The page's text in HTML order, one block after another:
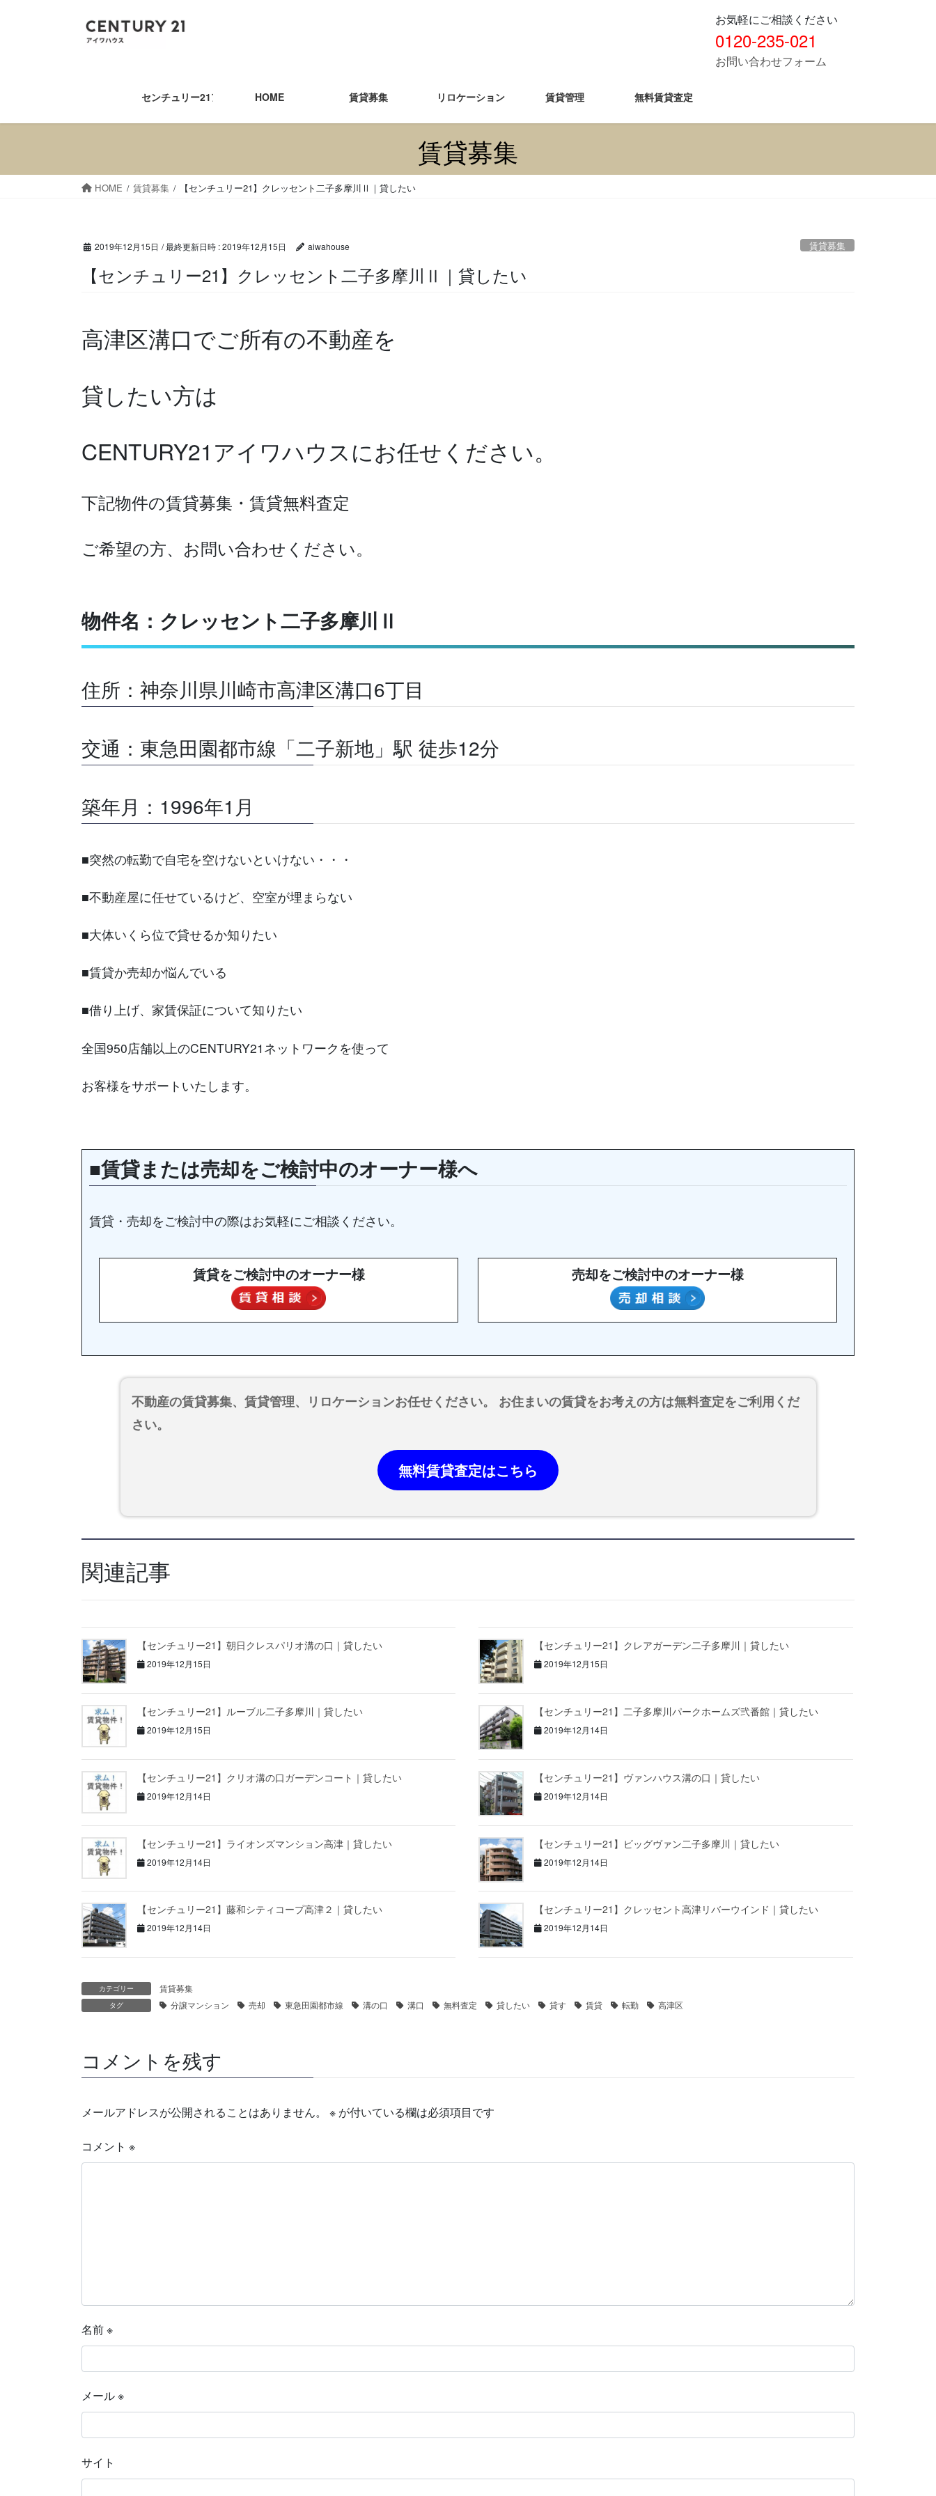
キ
に
お気軽にご相談ください
0120-235-021
お問い合わせフォーム
センチュリー21アイワハウスHOME 賃貸募集 リロケーション 賃貸管理 無料賃貸査定
賃貸募集
HOME 賃貸募集 【センチュリー21】クレッセント二子多摩川Ⅱ｜貸したい
2019年12月15日 / 最終更新日時 :2019年12月15日 aiwahouse 賃貸募集
【センチュリー21】クレッセント二子多摩川Ⅱ｜貸したい
高津区溝口でご所有の不動産を
貸したい方は
CENTURY21アイワハウスにお任せください。
下記物件の賃貸募集・賃貸無料査定
ご希望の方、お問い合わせください。
物件名：クレッセント二子多摩川Ⅱ
住所：神奈川県川崎市高津区溝口6丁目
交通：東急田園都市線「二子新地」駅 徒歩12分
築年月：1996年1月
■突然の転勤で自宅を空けないといけない・・・
■不動産屋に任せているけど、空室が埋まらない
■大体いくら位で貸せるか知りたい
■賃貸か売却か悩んでいる
■借り上げ、家賃保証について知りたい
全国950店舗以上のCENTURY21ネットワークを使って
お客様をサポートいたします。
■賃貸または売却をご検討中のオーナー様へ
賃貸・売却をご検討中の際はお気軽にご相談ください。
賃貸をご検討中のオーナー様 売却をご検討中のオーナー様
不動産の賃貸募集、賃貸管理、リロケーションお任せください。 お住まいの賃貸をお考えの方は無料査定をご利用くだ
さい。
無料賃貸査定はこちら
関連記事
【センチュリー21】朝日クレスパリオ溝の口｜貸したい
2019年12月15日
【センチュリー21】クレアガーデン二子多摩川｜貸したい
2019年12月15日
【センチュリー21】ルーブル二子多摩川｜貸したい
2019年12月15日
【センチュリー21】二子多摩川パークホームズ弐番館｜貸したい
2019年12月14日
【センチュリー21】クリオ溝の口ガーデンコート｜貸したい
2019年12月14日
【センチュリー21】ヴァンハウス溝の口｜貸したい
2019年12月14日
【センチュリー21】ライオンズマンション高津｜貸したい
2019年12月14日
【センチュリー21】ビッグヴァン二子多摩川｜貸したい
2019年12月14日
【センチュリー21】藤和シティコープ高津２｜貸したい
2019年12月14日
【センチュリー21】クレッセント高津リバーウインド｜貸したい
2019年12月14日
カテゴリー 賃貸募集
タグ 分譲マンション 売却 東急田園都市線 溝の口 溝口 無料査定 貸したい 貸す 賃貸 転勤 高津区
コメントを残す
メールアドレスが公開されることはありません。 ※ が付いている欄は必須項目です
コメント ※
名前※
メール※
サイト